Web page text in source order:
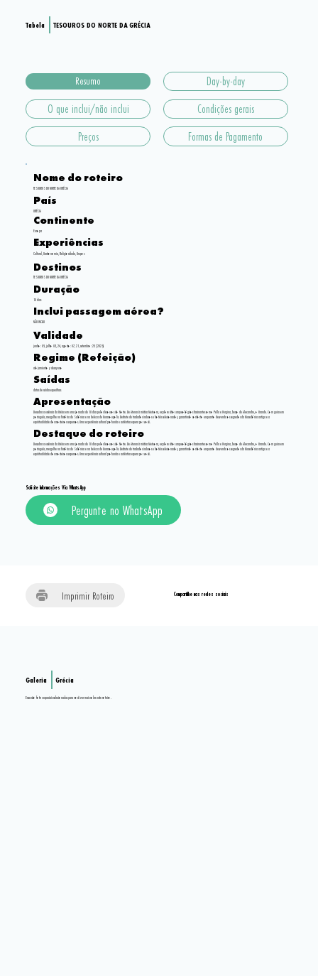
TESOUROS DO NORTE DA GRÉCIA
Tabela
Nome do roteiro
TESOUROS DO NORTE DA GRÉCIA
País
GRÉCIA
Continente
Europa
Experiências
Cultural, Gastronomia, Religiosidade, Grupos
Destinos
TESOUROS DO NORTE DA GRÉCIA
Duração
10 dias
Inclui passagem aérea?
NÃO INCLUI
Validade
junho: 05, julho 03, 24, agosto: 07, 21, setembro: 25 (2026)
Regime (Refeição)
alojamiento y desayuno
Saídas
datas de saídas específicas
Apresentação
Descubra a essência da Grécia em uma jornada de 10 dias pelos Tesouros do Norte. De Atenas à mística Meteora, explore sítios arqueológicos fascinantes como Pella e Vergina, berço de Alexandre, o Grande. Com guias em
português, mergulhe na história de Salônica e na beleza de Ouranoupolis. Desfrute de traslados inclusos e hotéis selecionados, garantindo conforto enquanto desvenda os segredos da Macedônia antiga e a
espiritualidade dos mosteiros suspensos. Uma experiência cultural profunda e autêntica espera por você.
Destaque do roteiro
Descubra a essência da Grécia em uma jornada de 10 dias pelos Tesouros do Norte. De Atenas à mística Meteora, explore sítios arqueológicos fascinantes como Pella e Vergina, berço de Alexandre, o Grande. Com guias em
português, mergulhe na história de Salônica e na beleza de Ouranoupolis. Desfrute de traslados inclusos e hotéis selecionados, garantindo conforto enquanto desvenda os segredos da Macedônia antiga e a
espiritualidade dos mosteiros suspensos. Uma experiência cultural profunda e autêntica espera por você.
Resumo
O que inclui/não inclui
Day-by-day
Condições gerais
Preços
Formas de Pagamento
Solicite Informações Via WhatsApp
Pergunte no WhatsApp
Essas são fotos especiais selecionadas para você ver mais sobre este roteiro.
Grécia
Galeria
Imprimir Roteiro Compartilhe nas redes sociais